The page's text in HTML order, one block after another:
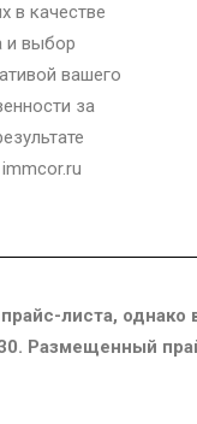
в качестве
и выбор
вашего
за
листа,
Размещенный